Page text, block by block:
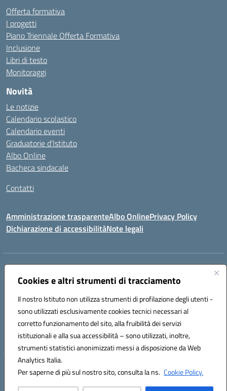
Cookies e altri strumenti di tracciamento
Il nostro Istituto non utilizza strumenti di profilazione degli utenti -
sono utilizzati esclusivamente cookies tecnici necessari al
corretto funzionamento del sito, alla fruibilità dei servizi
istituzionali e alla sua accessibilità – sono utilizzati, inoltre,
strumenti statistici anonimizzati messi a disposizione da Web
Analytics Italia.
Per saperne di più sul nostro sito, consulta la ns. Cookie Policy.
Offerta formativa
I progetti
Piano Triennale Offerta Formativa
Inclusione
Libri di testo
Monitoraggi
Novità
Le notizie
Calendario scolastico
Calendario eventi
Graduatorie d’Istituto
Albo Online
Bacheca sindacale
Contatti
Amministrazione trasparenteAlbo OnlinePrivacy Policy
Dichiarazione di accessibilitàNote legali
Indirizzo:
Centralino:0823944017 Email:ceic85400b@istruzione.it
Codice fiscale: 82000440618
Codice meccanografico:
CEIC85400B
Codice Indice delle Pubbliche Amministrazioni (IPA): istsc_CEIC85400B
Hosting & Powered by 3D Solution S.r.l.
Concept & Design by Designers Italia